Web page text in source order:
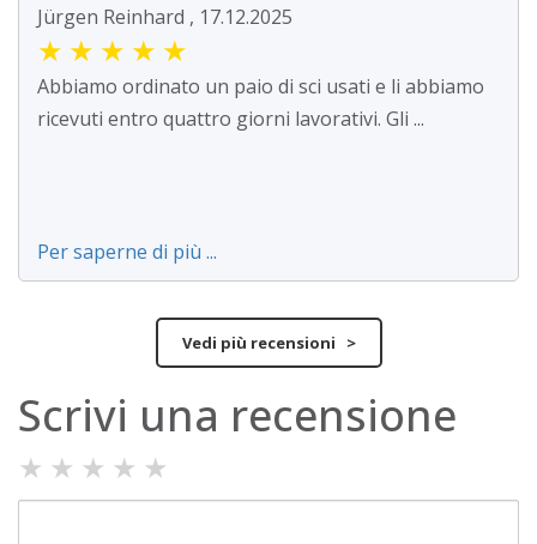
Jürgen Reinhard , 17.12.2025
★ ★ ★ ★ ★
Abbiamo ordinato un paio di sci usati e li abbiamo
ricevuti entro quattro giorni lavorativi. Gli ...
Per saperne di più ...
Vedi più recensioni >
Scrivi una recensione
★ ★ ★ ★ ★